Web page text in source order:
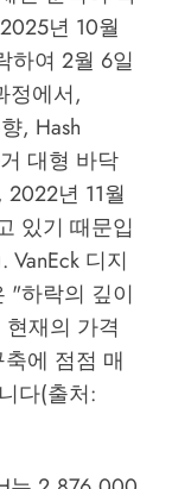
년 10월
하여 2월 6일
정에서,
, Hash
대형 바닥
년 11월
있기 때문입
VanEck 디지
"하락의 깊이
재의 가격
에 점점 매
다(출처: